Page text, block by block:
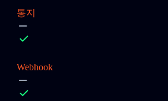
통지
Webhook